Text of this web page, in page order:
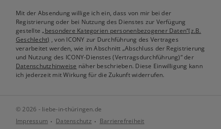
Mit der Absendung willige ich ein, dass von mir bei der
Registrierung oder bei Nutzung des Dienstes zur Verfügung
gestellte„besondere Kategorien personenbezogener Daten“(z.B.
Geschlecht) , von ICONY zur Durchführung des Vertrages
verarbeitet werden, wie im Abschnitt „Abschluss der Registrierung
und Nutzung des ICONY-Dienstes (Vertragsdurchführung)“ der
Datenschutzhinweise näher beschrieben. Diese Einwilligung kann
ich jederzeit mit Wirkung für die Zukunft widerrufen.
© 2026 - liebe-in-thüringen.de
Impressum
Datenschutz Barrierefreiheit